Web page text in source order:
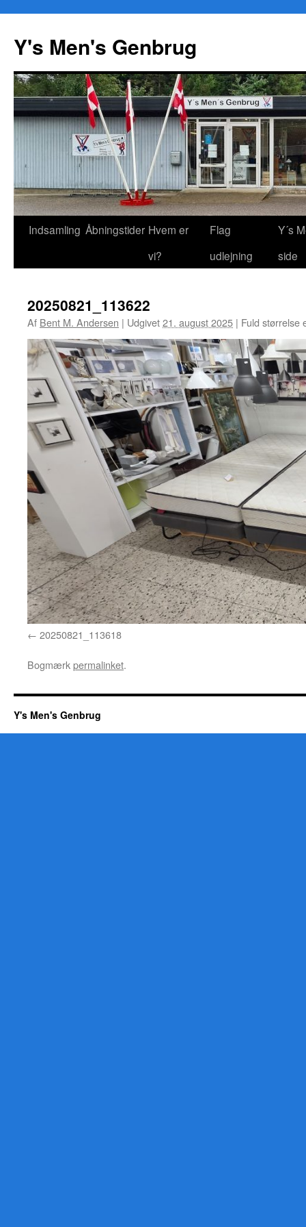
Y's Men's Genbrug
Hop
Indsamling Åbningstider Hvem er
vi?
Flag
udlejning
Y´s
side
20250821_113622
Af Bent M. Andersen | Udgivet21. august 2025 | Fuld størrelse
20250821_113618
Bogmærkpermalinket.
Y's Men's Genbrug